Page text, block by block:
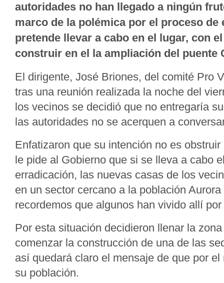
autoridades no han llegado a ningún
marco de la polémica por el proceso de
pretende llevar a cabo en el lugar, con
construir en el la ampliación del puente
El dirigente, José Briones, del comité Pro
tras una reunión realizada la noche del
los vecinos se decidió que no entregaría
las autoridades no se acerquen a
Enfatizaron que su intención no es
le pide al Gobierno que si se lleva a cabo
erradicación, las nuevas casas de los
en un sector cercano a la población
recordemos que algunos han vivido allí
Por esta situación decidieron llenar la
comenzar la construcción de una de las
así quedará claro el mensaje de que por
su población.